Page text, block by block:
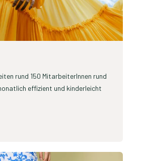
rund 150 MitarbeiterInnen rund
effizient und kinderleicht